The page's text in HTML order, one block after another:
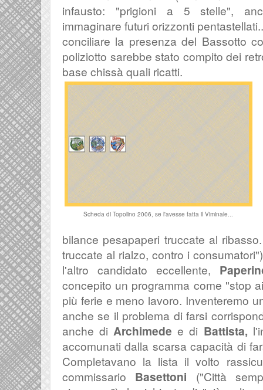
infausto: "prigioni a 5 stelle",
immaginare futuri orizzonti
conciliare la presenza del Bassotto
poliziotto sarebbe stato compito dei
base chissà quali ricatti.
Scheda di Topolino 2006, se l'avesse fatta il Viminale...
bilance pesapaperi truccate al
truccate al rialzo, contro i
l'altro candidato eccellente,
concepito un programma come "stop
più ferie e meno lavoro. Inventeremo
anche se il problema di farsi
anche di Archimedee di Battista,
accomunati dalla scarsa capacità di
Completavano la lista il volto
commissario Basettoni
("Città